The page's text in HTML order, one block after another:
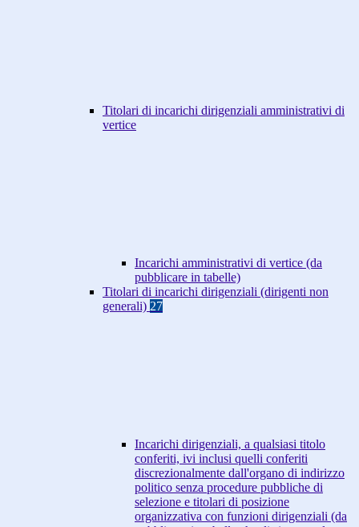
Titolari di incarichi dirigenziali amministrativi di
vertice
Incarichi amministrativi di vertice (da
pubblicare in tabelle)
Titolari di incarichi dirigenziali (dirigenti non
generali) 27
Incarichi dirigenziali, a qualsiasi titolo
conferiti, ivi inclusi quelli conferiti
discrezionalmente dall'organo di indirizzo
politico senza procedure pubbliche di
selezione e titolari di posizione
organizzativa con funzioni dirigenziali (da